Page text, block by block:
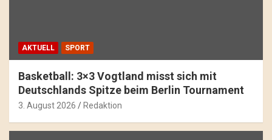
AKTUELL SPORT
Basketball: 3×3 Vogtland misst sich mit
Deutschlands Spitze beim Berlin Tournament
3. August 2026 Redaktion